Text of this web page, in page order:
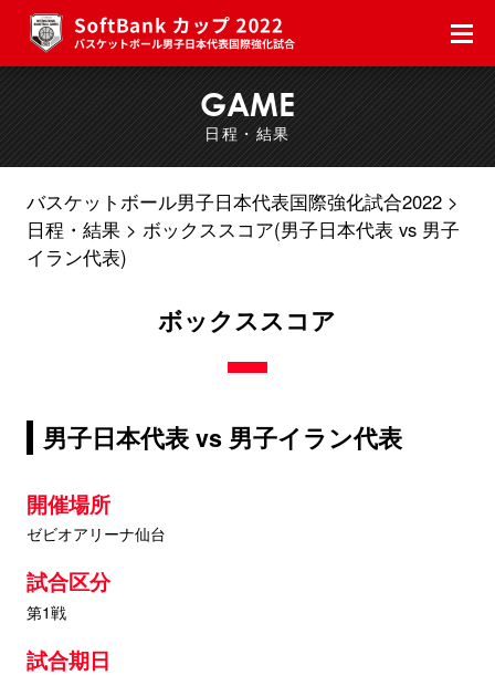
GAME
日程・結果
バスケットボール男子日本代表国際強化試合2022
日程・結果
ボックススコア(男子日本代表 vs 男子
イラン代表)
ボックススコア
男子日本代表 vs 男子イラン代表
開催場所
ゼビオアリーナ仙台
試合区分
第1戦
試合期日